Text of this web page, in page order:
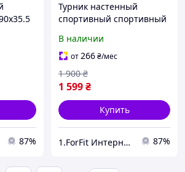
87%
Турник настенный
спортивный спортивный
и спортзала с нагрузкой
до 110 кг
В наличии
от266₴/мес
1 599₴
1 900 ₴
Купить
1.ForFit Интернет-магазин спортивных товаров 87%